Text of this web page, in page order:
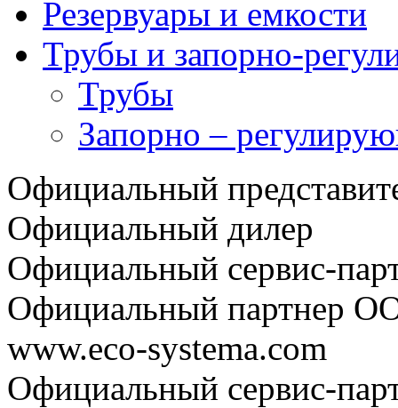
Резервуары и емкости
Трубы и запорно-
Трубы
Запорно –
Официальный
Официальный дилер
Официальный сервис-
Официальный партнер
www.eco-systema.com
Официальный сервис-